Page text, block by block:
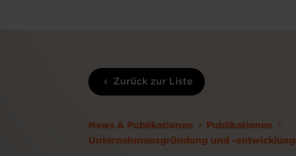
Zurück zur Liste
News & Publikationen
Publikationen
Unternehmensgründung und -entwicklung